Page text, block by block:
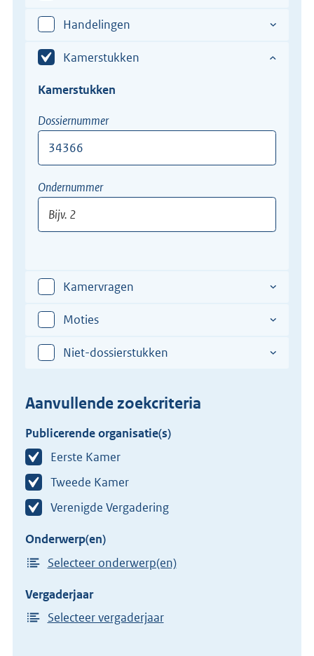
Handelingen
Kamerstukken
Kamerstukken
Dossiernummer
12345-
XII
Ondernummer
Kamervragen
Moties
Niet-dossierstukken
Aanvullende zoekcriteria
Publicerende organisatie(s)
Eerste Kamer
Tweede Kamer
Verenigde Vergadering
Onderwerp(en)
Selecteer onderwerp(en)
Vergaderjaar
Selecteer vergaderjaar